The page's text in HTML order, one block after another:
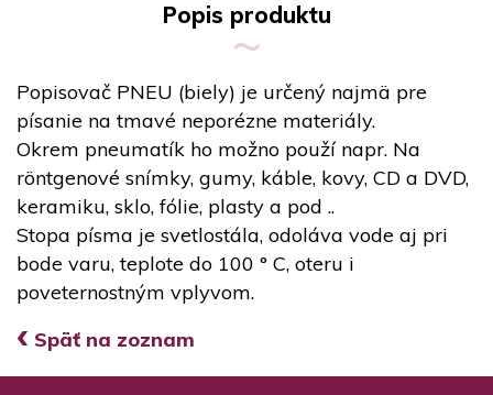
Popis produktu
Popisovač PNEU (biely) je určený najmä pre
písanie na tmavé neporézne materiály.
Okrem pneumatík ho možno použí napr. Na
röntgenové snímky, gumy, káble, kovy, CD a DVD,
keramiku, sklo, fólie, plasty a pod ..
Stopa písma je svetlostála, odoláva vode aj pri
bode varu, teplote do 100 ° C, oteru i
poveternostným vplyvom.
‹ Späť na zoznam